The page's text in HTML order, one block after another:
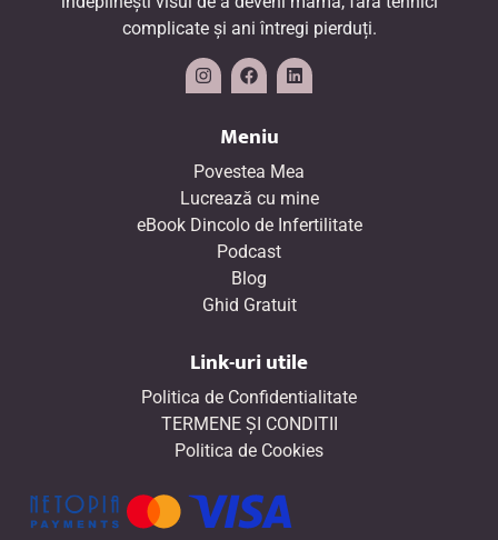
complicate și ani întregi pierduți.
Meniu
Povestea Mea
Lucrează cu mine
eBook Dincolo de Infertilitate
Podcast
Blog
Ghid Gratuit
Link-uri utile
Politica de Confidentialitate
TERMENE ŞI CONDITII
Politica de Cookies